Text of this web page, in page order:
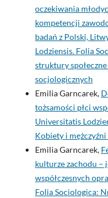
oczekiwania
kompetencji
badań z Polski,
Lodziensis. Folia
struktury
socjologicznych
Emilia Garncarek,
tożsamości płci
Universitatis
Kobiety i
Emilia Garncarek,
kulturze zachodu –
współczesnych
Folia Sociologica: